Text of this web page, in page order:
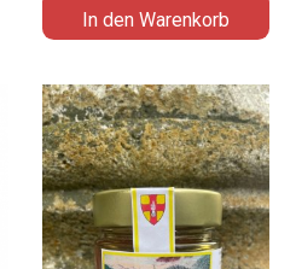
In den Warenkorb